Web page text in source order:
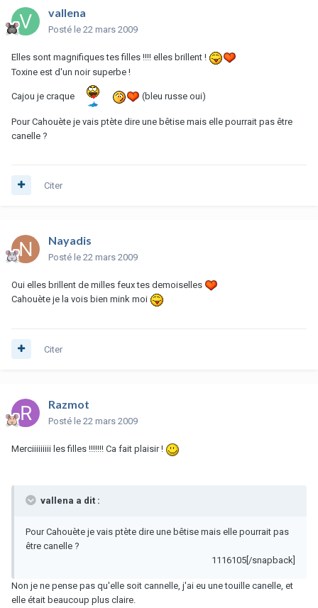
vallena
Posté le 22 mars 2009
Elles sont magnifiques tes filles !!!! elles brillent !
Toxine est d'un noir superbe !
Cajou je craque (bleu russe oui)
Pour Cahouète je vais ptète dire une bêtise mais elle pourrait pas être
canelle ?
Citer
Nayadis
Posté le 22 mars 2009
Oui elles brillent de milles feux tes demoiselles
Cahouète je la vois bien mink moi
Citer
Razmot
Posté le 22 mars 2009
Merciiiiiiiii les filles !!!!!!! Ca fait plaisir !
vallena a dit :
Pour Cahouète je vais ptète dire une bêtise mais elle pourrait pas
être canelle ?
1116105[/snapback]
Non je ne pense pas qu'elle soit cannelle, j'ai eu une touille canelle, et
elle était beaucoup plus claire.